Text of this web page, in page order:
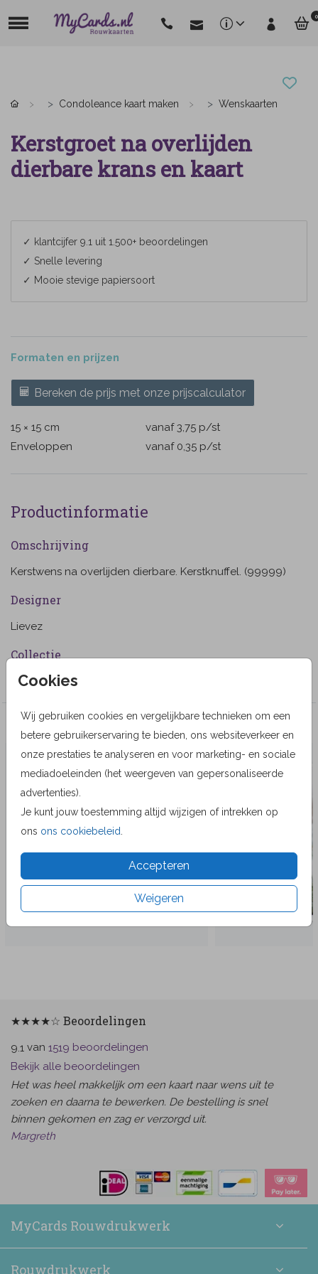
0
Cookies
Wij gebruiken cookies en vergelijkbare technieken om een
betere gebruikerservaring te bieden, ons websiteverkeer en
onze prestaties te analyseren en voor marketing- en sociale
mediadoeleinden (het weergeven van gepersonaliseerde
advertenties).
Je kunt jouw toestemming altijd wijzigen of intrekken op
ons ons cookiebeleid
Accepteren
Weigeren
Condoleance kaart maken Wenskaarten
Kerstgroet na overlijden
dierbare krans en kaart
✓ klantcijfer 9.1 uit 1.500+ beoordelingen
✓ Snelle levering
✓ Mooie stevige papiersoort
Formaten en prijzen
Bereken de prijs met onze prijscalculator
15 × 15 cm vanaf 3,75 p/st
Enveloppen
vanaf 0,35 p/st
Productinformatie
Omschrijving
Kerstwens na overlijden dierbare. Kerstknuffel. (99999)
Designer
Lievez
Collectie
Wenskaarten
Veel gekozen producten
★★★★☆ Beoordelingen
9.1 van 1519 beoordelingen
Bekijk alle beoordelingen
Het was heel makkelijk om een kaart naar wens uit te
zoeken en daarna te bewerken. De bestelling is snel
binnen gekomen en zag er verzorgd uit.
Margreth
MyCards Rouwdrukwerk
Rouwdrukwerk